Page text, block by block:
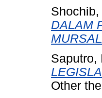
Shochib,
DALAM
Saputro,
Other